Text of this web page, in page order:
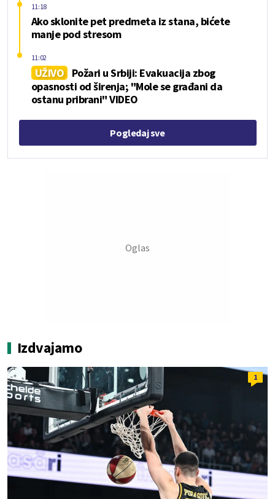
Ako sklonite pet predmeta iz stana, bićete
manje pod stresom
11:18
UŽIVO
Požari u Srbiji: Evakuacija zbog
opasnosti od širenja; "Mole se građani da
ostanu pribrani" VIDEO
11:02
Pogledaj sve
Izdvajamo
1